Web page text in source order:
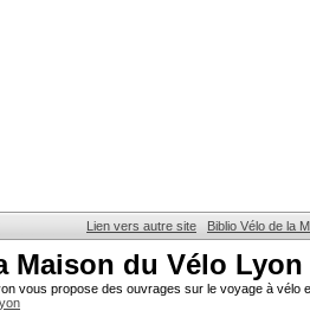
Lien vers autre site Biblio Vélo de la
Maison du Vélo Lyon
vous propose des ouvrages sur le voyage à